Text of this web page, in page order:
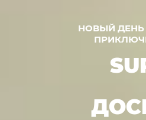
НОВЫЙ ДЕНЬ